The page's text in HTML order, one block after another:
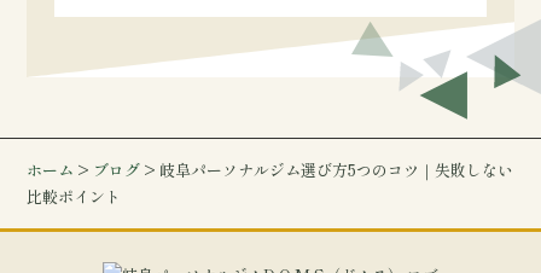
ホーム > ブログ > 岐阜パーソナルジム選び方5つのコツ｜失敗しない
比較ポイント